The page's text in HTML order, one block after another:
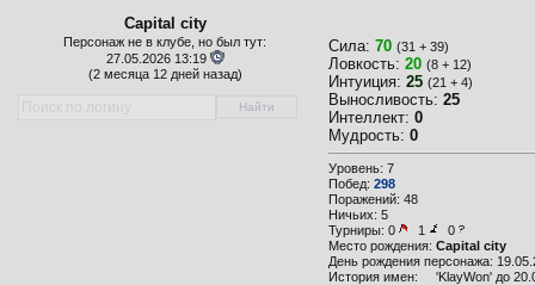
Capital city
Персонаж не в клубе, но был тут:
27.05.2026 13:19
(2 месяца 12 дней назад)
Сила: 70 (31 + 39)
Ловкость: 20 (8 + 12)
Интуиция: 25 (21 + 4)
Выносливость: 25
Интеллект: 0
Мудрость: 0
Уровень: 7
Побед: 298
Поражений: 48
Ничьих: 5
Турниры: 0 1
0
Место рождения: Capital city
День рождения персонажа:
История имен:
'KlayWon' до